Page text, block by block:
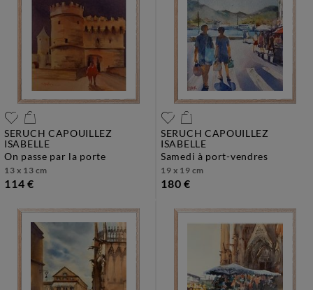
SERUCH CAPOUILLEZ
ISABELLE
on passe par la porte
13 x 13 cm
114 €
SERUCH CAPOUILLEZ
ISABELLE
samedi à port-vendres
19 x 19 cm
180 €